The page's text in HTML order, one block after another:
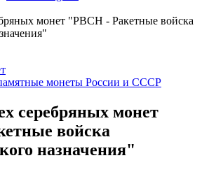
монет "РВСН - Ракетные войска
монеты России и СССР
серебряных монет
войска
назначения"